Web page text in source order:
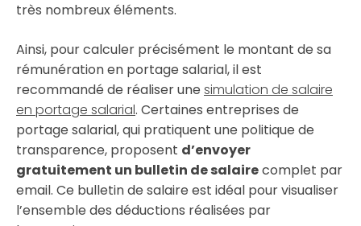
très nombreux éléments.
Ainsi, pour calculer précisément le montant de sa
rémunération en portage salarial, il est
recommandé de réaliser une simulation de salaire
en portage salarial. Certaines entreprises de
portage salarial, qui pratiquent une politique de
transparence, proposent d’envoyer
gratuitement un bulletin de salairecomplet par
email. Ce bulletin de salaire est idéal pour visualiser
l’ensemble des déductions réalisées par